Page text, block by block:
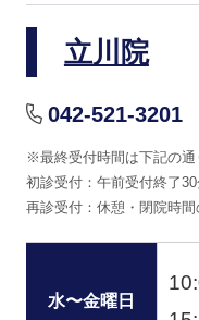
立川院
042-521-3201
※最終受付時間は下記の通
初診受付：午前受付終了
再診受付：休憩・閉院時
水〜金曜日